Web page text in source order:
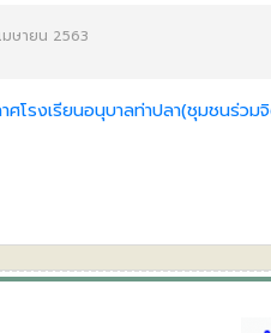
มษายน 2563
ศโรงเรียนอนุบาลท่าปลา(ชุมชนร่ว